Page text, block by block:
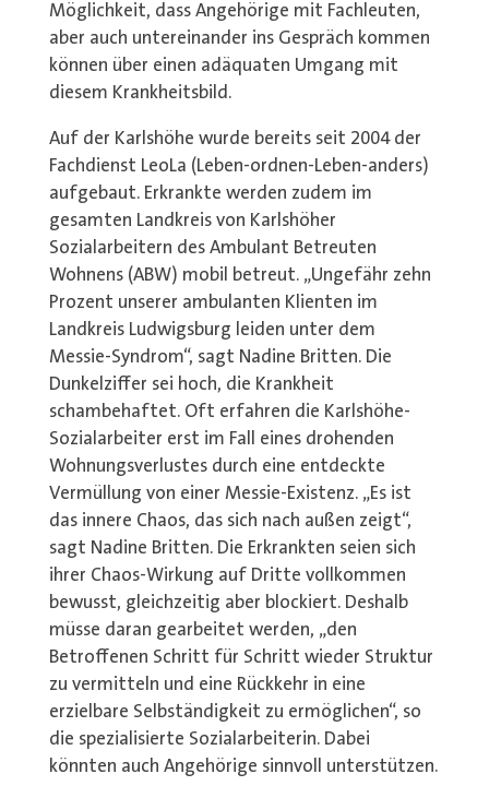
Möglichkeit, dass Angehörige mit Fachleuten,
aber auch untereinander ins Gespräch kommen
können über einen adäquaten Umgang mit
diesem Krankheitsbild.
Auf der Karlshöhe wurde bereits seit 2004 der
Fachdienst LeoLa (Leben-ordnen-Leben-anders)
aufgebaut. Erkrankte werden zudem im
gesamten Landkreis von Karlshöher
Sozialarbeitern des Ambulant Betreuten
Wohnens (ABW) mobil betreut. „Ungefähr zehn
Prozent unserer ambulanten Klienten im
Landkreis Ludwigsburg leiden unter dem
Messie-Syndrom“, sagt Nadine Britten. Die
Dunkelziffer sei hoch, die Krankheit
schambehaftet. Oft erfahren die Karlshöhe-
Sozialarbeiter erst im Fall eines drohenden
Wohnungsverlustes durch eine entdeckte
Vermüllung von einer Messie-Existenz. „Es ist
das innere Chaos, das sich nach außen zeigt“,
sagt Nadine Britten. Die Erkrankten seien sich
ihrer Chaos-Wirkung auf Dritte vollkommen
bewusst, gleichzeitig aber blockiert. Deshalb
müsse daran gearbeitet werden, „den
Betroffenen Schritt für Schritt wieder Struktur
zu vermitteln und eine Rückkehr in eine
erzielbare Selbständigkeit zu ermöglichen“, so
die spezialisierte Sozialarbeiterin. Dabei
könnten auch Angehörige sinnvoll unterstützen.